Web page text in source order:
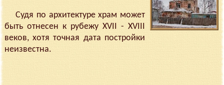
Судя по архитектуре храм может
быть отнесен к рубежу XVII - XVIII
веков, хотя точная дата постройки
неизвестна.